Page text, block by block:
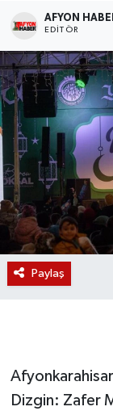
AFYON
EDITÖR
Paylaş
Dizgin: Zafer
Magazin
Etkinlikler